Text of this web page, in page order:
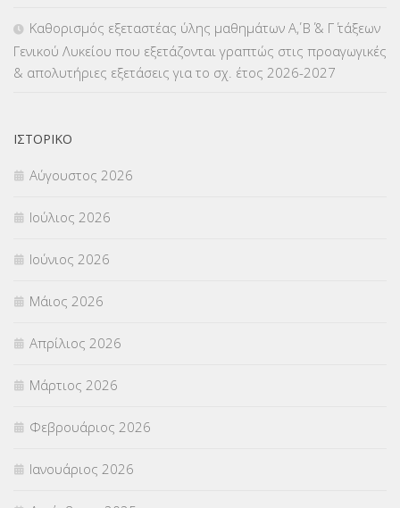
ΜΕΤΑΦΟΡΑ ΜΑΘΗΤΩΝ(3)
ΟΙΚΟΝΟΜΙΚΑ ΘΕΜΑΤΑ
Π.Ε.Κ. ΗΡΑΚΛΕΙΟΥ
ΠΑΝΕΛΛΑΔΙΚΕΣ ΕΞΕΤΑΣΕΙΣ
ΠΡΟΚΗΡΥΞΕΙΣ
ΣΕΜΙΝΑΡΙΑ – ΗΜΕΡΙΔΕΣ
ΣΕΠ(50)
ΣΤΕΛΕΧΗ (360)
ΣΥΜΒΟΥΛΕΥΤΙΚΟΣ ΣΤΑΘΜΟΣ ΝΕΩΝ
ΣΥΝΤΑΞΕΙΣ(12)
Καθορισμός εξεταστέας ύλης μαθημάτων Α΄, Β΄ & Γ΄ τάξεων
Γενικού Λυκείου που εξετάζονται γραπτώς στις προαγωγικές
& απολυτήριες εξετάσεις για το σχ. έτος 2026-2027
ΙΣΤΟΡΙΚΌ
Αύγουστος 2026
Ιούλιος 2026
Ιούνιος 2026
Μάιος 2026
Απρίλιος 2026
Μάρτιος 2026
Φεβρουάριος 2026
Ιανουάριος 2026